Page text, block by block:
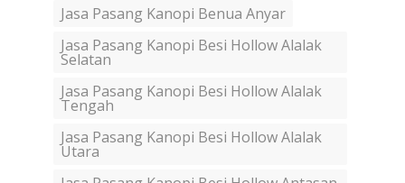
Jasa Pasang Kanopi Benua Anyar
Jasa Pasang Kanopi Besi Hollow Alalak
Selatan
Jasa Pasang Kanopi Besi Hollow Alalak
Tengah
Jasa Pasang Kanopi Besi Hollow Alalak
Utara